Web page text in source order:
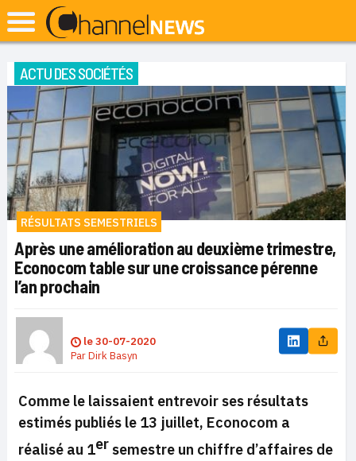
ACTU DES SOCIÉTÉS
RÉSULTATS SEMESTRIELS
Après une amélioration au deuxième trimestre,
Econocom table sur une croissance pérenne
l’an prochain
le30-07-2020
ParDirk Basyn
Comme le laissaient entrevoir ses résultats
estimés publiés le 13 juillet, Econocom a
réalisé au 1er semestre un chiffre d’affaires de